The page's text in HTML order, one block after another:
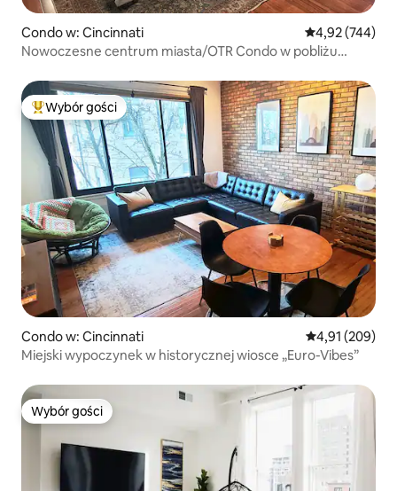
Condo w: Cincinnati Średnia
4,92 (744)
Nowoczesne centrum miasta/OTR Condo w pobliżu
Najpopularniejsze z kategorii Wybór gości
Wybór gości
Condo w: Cincinnati Średnia
4,91 (209)
Miejski wypoczynek w historycznej wiosce „Euro-Vibes”
Wybór gości
Wybór gości